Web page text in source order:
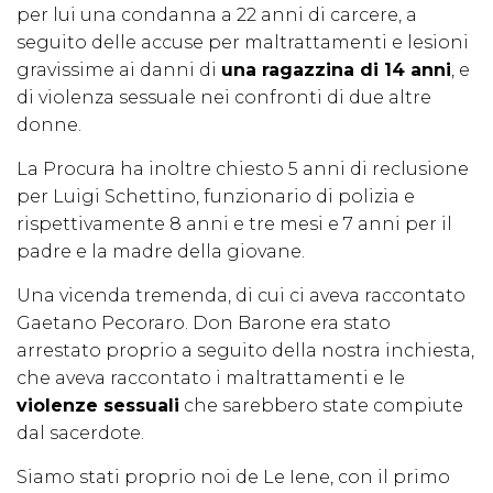
per lui una condanna a 22 anni di carcere, a
seguito delle accuse per maltrattamenti e lesioni
gravissime ai danni di una ragazzina di 14 anni, e
di violenza sessuale nei confronti di due altre
donne.
La Procura ha inoltre chiesto 5 anni di reclusione
per Luigi Schettino, funzionario di polizia e
rispettivamente 8 anni e tre mesi e 7 anni per il
padre e la madre della giovane.
Una vicenda tremenda, di cui ci aveva raccontato
Gaetano Pecoraro. Don Barone era stato
arrestato proprio a seguito della nostra inchiesta,
che aveva raccontato i maltrattamenti e le
violenze sessuali che sarebbero state compiute
dal sacerdote.
Siamo stati proprio noi de Le Iene, con il primo